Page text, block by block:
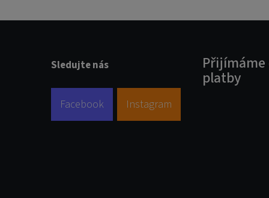
Sledujte nás
Facebook Instagram
platby